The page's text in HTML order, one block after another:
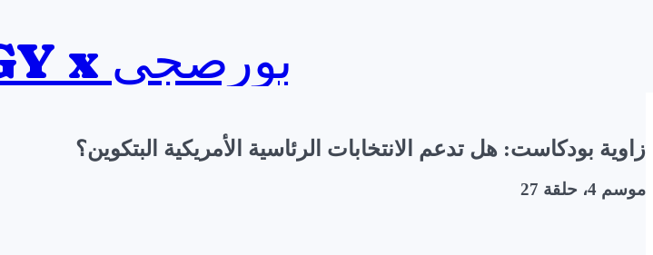
BORSAGY x بورصجي
زاوية بودكاست: هل تدعم الانتخابات الرئاسية الأمريكية البتكوين؟
موسم 4، حلقة 27